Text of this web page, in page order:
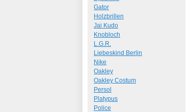
Gator
Holzbrillen
Jai Kudo
Knobloch
L.G.R.
Liebeskind Berlin
Nike
Oakley
Oakley Costum
Persol
Platypus
Police